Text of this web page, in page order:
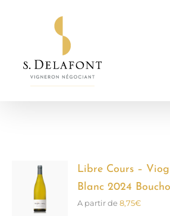
Libre Cours –
Blanc 2024
A partir de8,75€